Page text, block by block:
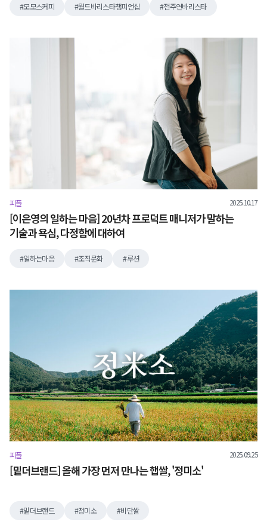
모모스커피 월드바리스타챔피언십 전주연바리스타
피플 2025.10.17
[이은영의 일하는 마음] 20년차 프로덕트 매니저가 말하는
기술과 욕심, 다정함에 대하여
일하는마음 조직문화 루션
피플 2025.09.25
[밑더브랜드] 올해 가장 먼저 만나는 햅쌀, '정미소'
밑더브랜드 정미소 비단쌀